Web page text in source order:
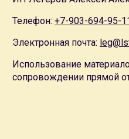
Телефон: +7-903-694-95-
Электронная почта:
Использование
сопровождении прямой